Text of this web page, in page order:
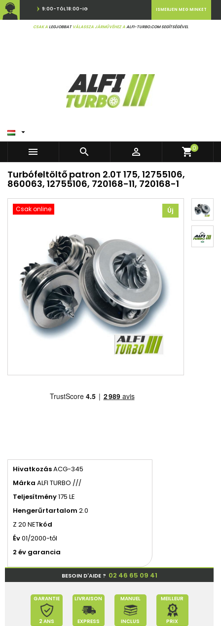
9:00-TÓL 18:00-IG
CSAK ALEGJOBBATVÁLASSZA JÁRMŰVÉHEZ AALFI-TURBO.COM SEGÍTSÉGÉVEL
ISMERJEN MEG MINKET

   shopping_cart0
Turbófeltöltő patron 2.0T 175, 12755106,
860063, 12755106, 720168-11, 720168-1
Csak online Új
HivatkozásACG-345
Márka ALFI TURBO ///
Teljesítmény175 LE
Hengerűrtartalom 2.0
Z 20 NETkód
Év01/2000-től
2 év garancia
BESOIN D'AIDE ? 02 46 65 09 41
GARANTIE
2 ANS
LIVRAISON
EXPRESS
MANUEL
INCLUS
MEILLEUR
PRIX